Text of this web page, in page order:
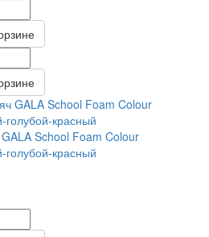
School Foam Colour
красный